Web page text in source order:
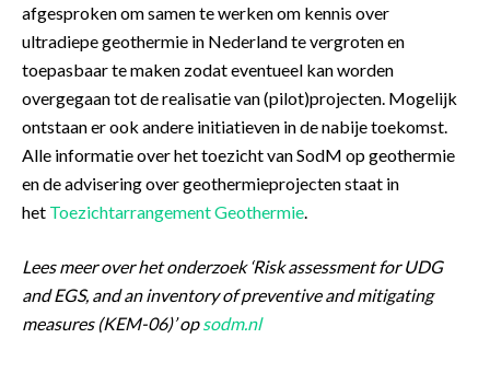
afgesproken om samen te werken om kennis over
ultradiepe geothermie in Nederland te vergroten en
toepasbaar te maken zodat eventueel kan worden
overgegaan tot de realisatie van (pilot)projecten. Mogelijk
ontstaan er ook andere initiatieven in de nabije toekomst.
Alle informatie over het toezicht van SodM op geothermie
en de advisering over geothermieprojecten staat in
het Toezichtarrangement Geothermie.
Lees meer over het onderzoek ‘Risk assessment for UDG
and EGS, and an inventory of preventive and mitigating
measures (KEM-06)’ opsodm.nl